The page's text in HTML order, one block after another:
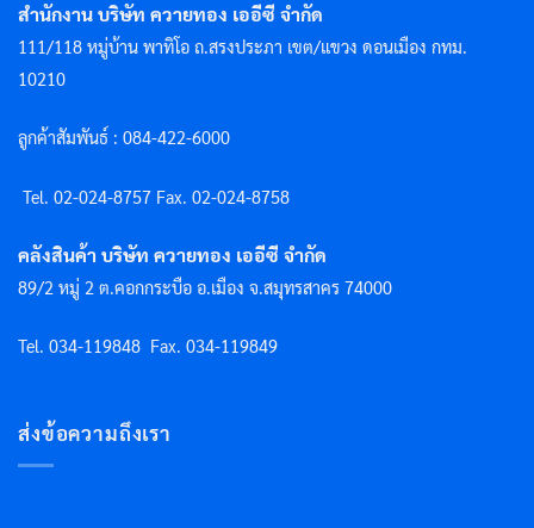
สำนักงาน บริษัท ควายทอง เออีซี จำกัด
111/118 หมู่บ้าน พาทิโอ ถ.สรงประภา เขต/แขวง ดอนเมือง กทม.
10210
ลูกค้าสัมพันธ์ : 084-422-6000
Tel. 02-024-8757 Fax. 02-024-8758
คลังสินค้า บริษัท ควายทอง เออีซี จำกัด
89/2 หมู่ 2 ต.คอกกระบือ อ.เมือง จ.สมุทรสาคร 74000
Tel. 034-119848 Fax. 034-119849
ส่งข้อความถึงเรา